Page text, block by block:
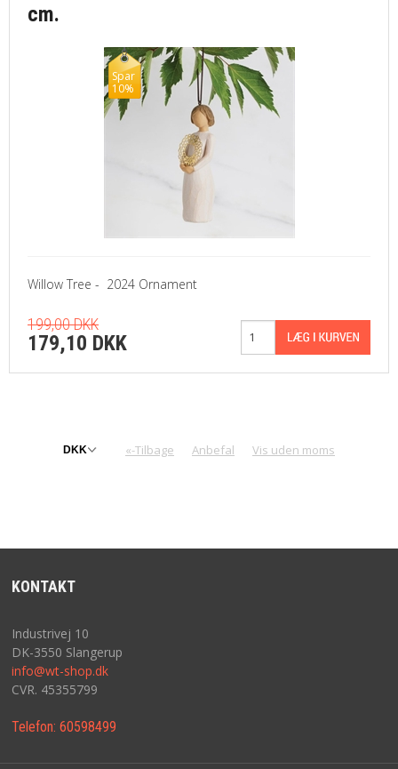
cm.
Spar
10%
Willow Tree - 2024 Ornament
199,00 DKK
179,10 DKK
«-Tilbage Anbefal Vis uden moms
KONTAKT
Industrivej 10
DK-3550 Slangerup
info@wt-shop.dk
CVR. 45355799
Telefon: 60598499